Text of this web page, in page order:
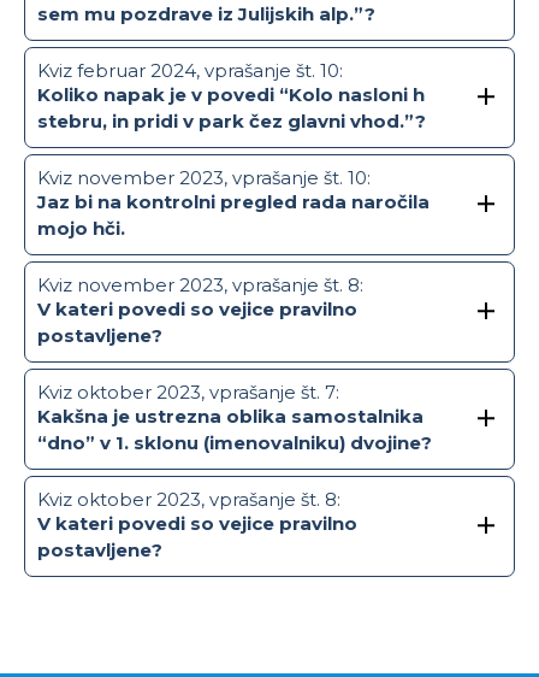
sem mu pozdrave iz Julijskih alp.”?
Kviz februar 2024, vprašanje št. 10:
Koliko napak je v povedi “Kolo nasloni h
stebru, in pridi v park čez glavni vhod.”?
Kviz november 2023, vprašanje št. 10:
Jaz bi na kontrolni pregled rada naročila
mojo hči.
Kviz november 2023, vprašanje št. 8:
V kateri povedi so vejice pravilno
postavljene?
Kviz oktober 2023, vprašanje št. 7:
Kakšna je ustrezna oblika samostalnika
“dno” v 1. sklonu (imenovalniku) dvojine?
Kviz oktober 2023, vprašanje št. 8:
V kateri povedi so vejice pravilno
postavljene?